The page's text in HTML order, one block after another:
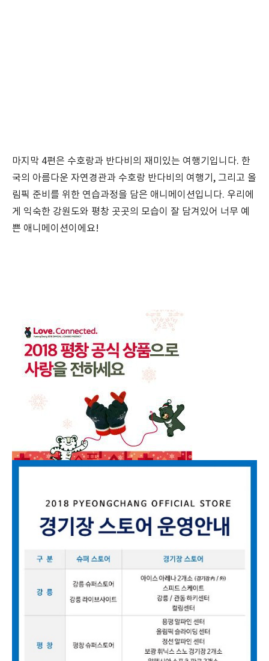
마지막 4편은 수호랑과 반다비의 재미있는 여행기입니다. 한
국의 아름다운 자연경관과 수호랑 반다비의 여행기, 그리고 올
림픽 준비를 위한 연습과정을 담은 애니메이션입니다. 우리에
게 익숙한 강원도와 평창 곳곳의 모습이 잘 담겨있어 너무 예
쁜 애니메이션이에요!